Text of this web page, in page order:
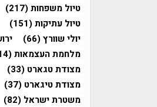
טיול משפחות(217)
טיול עתיקות(151)
יולי שוורץ(66)
מלחמת העצמאות(114)
מצודת טגארט (33)
מצודת טיגארט (37)
משטרת ישראל (82)